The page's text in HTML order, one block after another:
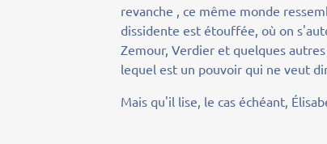
revanche , ce même monde
dissidente est étouffée, où on
Zemour, Verdier et quelques
lequel est un pouvoir qui ne veut
Mais qu'il lise, le cas échéant,